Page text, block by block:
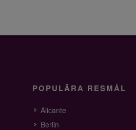
POPULÄRA RESMÅL
Alicante
Berlin